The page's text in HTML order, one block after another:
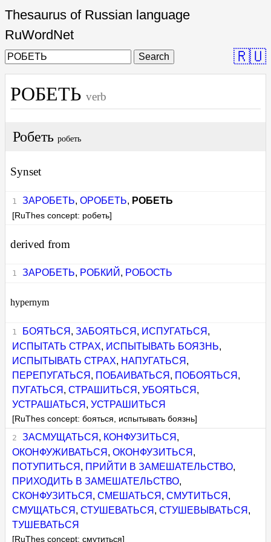
Thesaurus of Russian language
RuWordNet
Search 🇷🇺
РОБЕТЬ verb
Робеть робеть
Synset
ЗАРОБЕТЬ, ОРОБЕТЬ, РОБЕТЬ
[RuThes concept: робеть]
derived from
ЗАРОБЕТЬ, РОБКИЙ , РОБОСТЬ
hypernym
БОЯТЬСЯ , ЗАБОЯТЬСЯ , ИСПУГАТЬСЯ ,
ИСПЫТАТЬ СТРАХ, ИСПЫТЫВАТЬ БОЯЗНЬ,
ИСПЫТЫВАТЬ СТРАХ, НАПУГАТЬСЯ ,
ПЕРЕПУГАТЬСЯ , ПОБАИВАТЬСЯ , ПОБОЯТЬСЯ ,
ПУГАТЬСЯ ,СТРАШИТЬСЯ ,УБОЯТЬСЯ ,
УСТРАШАТЬСЯ ,УСТРАШИТЬСЯ
[RuThes concept: бояться, испытывать боязнь]
ЗАСМУЩАТЬСЯ , КОНФУЗИТЬСЯ ,
ОКОНФУЖИВАТЬСЯ ,ОКОНФУЗИТЬСЯ ,
ПОТУПИТЬСЯ , ПРИЙТИ В ЗАМЕШАТЕЛЬСТВО,
ПРИХОДИТЬ В ЗАМЕШАТЕЛЬСТВО,
СКОНФУЗИТЬСЯ ,СМЕШАТЬСЯ ,СМУТИТЬСЯ ,
СМУЩАТЬСЯ ,СТУШЕВАТЬСЯ ,СТУШЕВЫВАТЬСЯ ,
ТУШЕВАТЬСЯ
[RuThes concept: смутиться]